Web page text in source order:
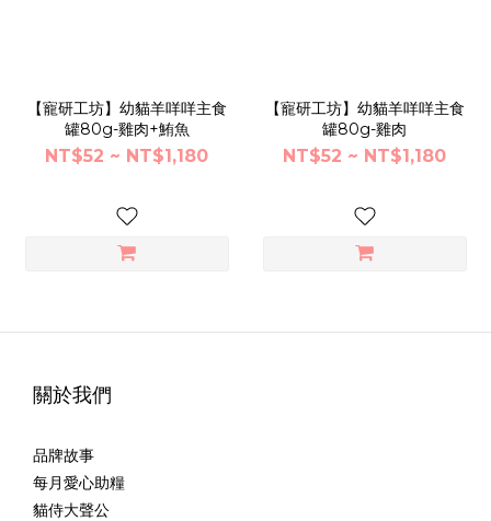
【寵研工坊】幼貓羊咩咩主食
罐80g-雞肉+鮪魚
NT$52 ~ NT$1,180
【寵研工坊】幼貓羊咩咩主食
罐80g-雞肉
NT$52 ~ NT$1,180
關於我們
品牌故事
每月愛心助糧
貓侍大聲公